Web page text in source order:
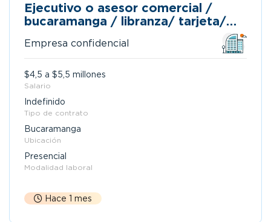
Ejecutivo o asesor comercial /
bucaramanga / libranza/ tarjeta/
Empresa confidencial
$4,5 a $5,5 millones
Salario
Indefinido
Tipo de contrato
Bucaramanga
Ubicación
Presencial
Modalidad laboral
Hace 1 mes